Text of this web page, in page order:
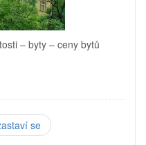
– byty – ceny bytů
se